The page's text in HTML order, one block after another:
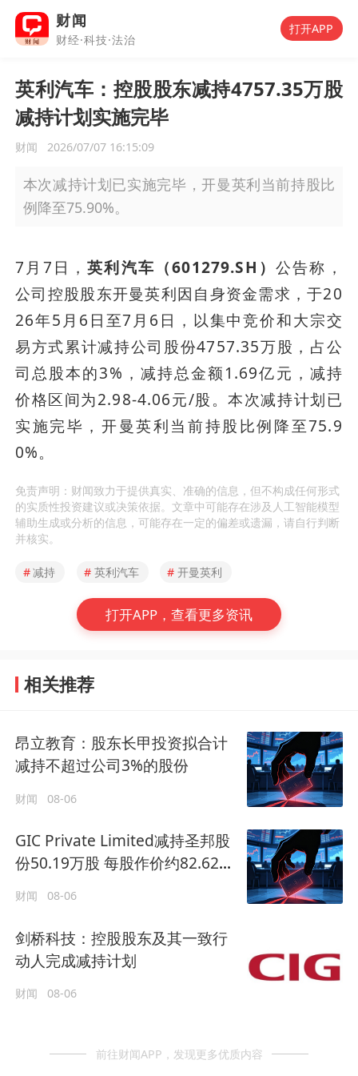
财闻
财经·科技·法治
打开APP
英利汽车：控股股东减持4757.35万股
减持计划实施完毕
财闻 2026/07/07 16:15:09
本次减持计划已实施完毕，开曼英利当前持股比
例降至75.90%。
7月7日，英利汽车（601279.SH）公告称，
公司控股股东开曼英利因自身资金需求，于20
26年5月6日至7月6日，以集中竞价和大宗交
易方式累计减持公司股份4757.35万股，占公
司总股本的3%，减持总金额1.69亿元，减持
价格区间为2.98-4.06元/股。本次减持计划已
实施完毕，开曼英利当前持股比例降至75.9
0%。
免责声明：财闻致力于提供真实、准确的信息，但不构成任何形式
的实质性投资建议或决策依据。文章中可能存在涉及人工智能模型
辅助生成或分析的信息，可能存在一定的偏差或遗漏，请自行判断
并核实。
#减持 # 英利汽车 # 开曼英利
打开APP，查看更多资讯
相关推荐
昂立教育：股东长甲投资拟合计
减持不超过公司3%的股份
财闻 08-06
GIC Private Limited减持圣邦股
份50.19万股 每股作价约82.62港
财闻 08-06
剑桥科技：控股股东及其一致行
动人完成减持计划
财闻 08-06
前往财闻APP，发现更多优质内容